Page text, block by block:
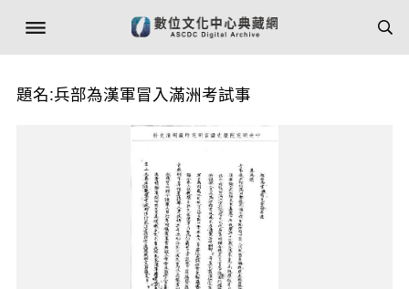
題名:兵部為漢軍冒入滿洲考試事